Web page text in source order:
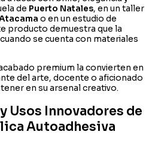
de Puerto Natales, en un taller
o en un estudio de
producto demuestra que la
se cuenta con materiales
premium la convierten en
del arte, docente o aficionado
en su arsenal creativo.
Usos Innovadores de
Autoadhesiva